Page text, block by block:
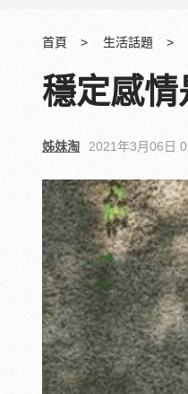
首頁 生活話題
穩定感
姊妹淘 2021年3月06日